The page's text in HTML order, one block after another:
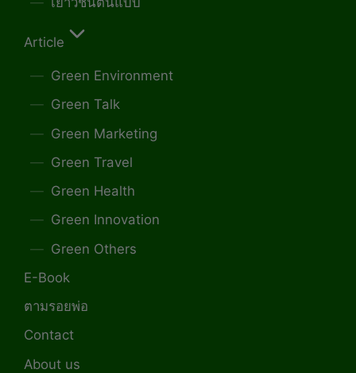
Article
Green Environment
Green Talk
Green Marketing
Green Travel
Green Health
Green Innovation
Green Others
E-Book
ตามรอยพ่อ
Contact
About us